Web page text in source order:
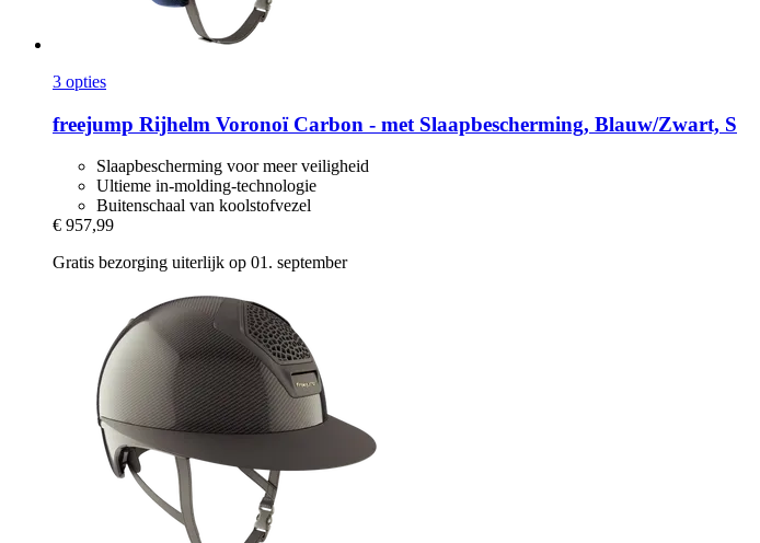
3 opties
freejump Rijhelm Voronoï Carbon -​ met Slaapbescherming, Blauw/Zwart, S
Slaapbescherming voor meer veiligheid
Ultieme in-molding-technologie
Buitenschaal van koolstofvezel
€ 957,99
Gratis bezorging uiterlijk op 01. september